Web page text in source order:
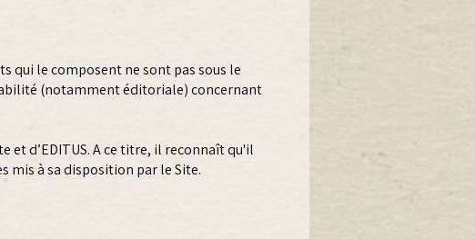
qui le composent ne sont pas sous le
(notamment éditoriale) concernant
et d’EDITUS. A ce titre, il reconnaît qu'il
mis à sa disposition par le Site.